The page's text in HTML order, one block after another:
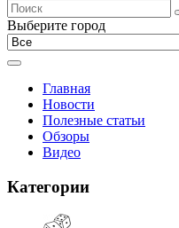
Выберите город
Главная
Новости
Полезные статьи
Обзоры
Видео
Категории